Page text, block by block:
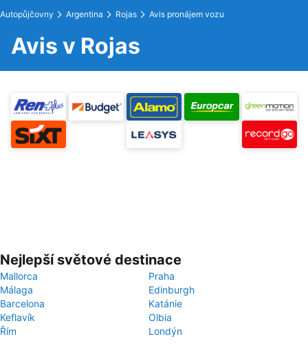
Autopůjčovny Argentina Rojas Avis pronájem vozu
Avis v Rojas
Nejlepší světové destinace
Mallorca
Praha
Málaga
Edinburgh
Barcelona
Katánie
Keflavík
Olbia
Řím
Londýn